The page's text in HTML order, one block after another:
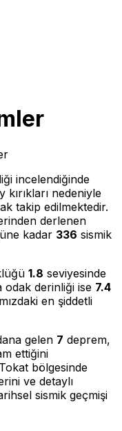
incelendiğinde
nedeniyle
takip edilmektedir.
derlenen
kadar 336 sismik
1.8 seviyesinde
odak derinliği ise 7.4
en şiddetli
gelen 7 deprem,
ettiğini
bölgesinde
ve detaylı
sismik geçmişi